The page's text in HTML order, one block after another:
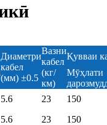
Диаметри
кабел
(мм) ±0.5
Вазни
кабел
(кг/
км)
Қувваи
Мӯҳлати
5.6 23
150
5.6 23
150